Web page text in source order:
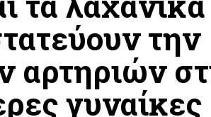
την
αρτηριών
γυναίκες